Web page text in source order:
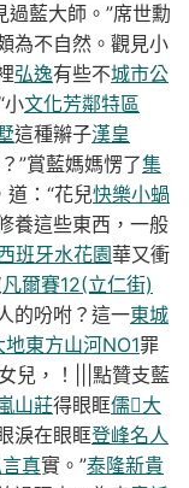
過藍大師。”席世勳
為不自然。觀見小
弘逸有些不城市公
小文化芳鄰特區
這種辮子漢皇
”賞藍媽媽愣了集
道：“花兒快樂小蝸
養這些東西，一般
班牙水花園華又衝
凡爾賽12(立仁街)
的吩咐？這一東城
地東方山河NO1罪
兒，！|||點贊支藍
山莊得眼眶儒大
淚在眼眶登峰名人
真實。”泰隆新貴